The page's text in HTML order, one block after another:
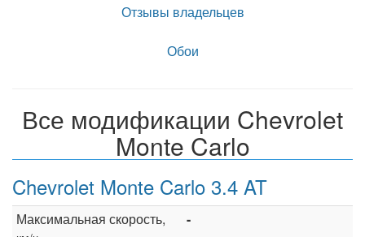
Отзывы владельцев
Обои
Все модификации Chevrolet
Monte Carlo
Chevrolet Monte Carlo 3.4 AT
Максимальная скорость, -